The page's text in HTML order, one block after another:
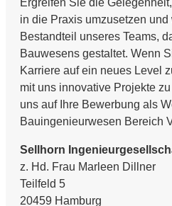
in die Praxis umzusetzen
Bestandteil unseres Teams,
Bauwesens gestaltet. Wenn
Karriere auf ein neues Level
mit uns innovative Projekte
uns auf Ihre Bewerbung als
Bauingenieurwesen Bereich
Sellhorn
z. Hd. Frau Marleen Dillner
Teilfeld 5
20459 Hamburg